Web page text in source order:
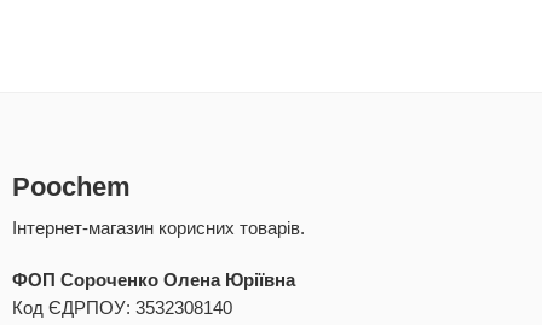
Poochem
Інтернет-магазин корисних товарів.
ФОП Сороченко Олена Юріївна
Код ЄДРПОУ: 3532308140